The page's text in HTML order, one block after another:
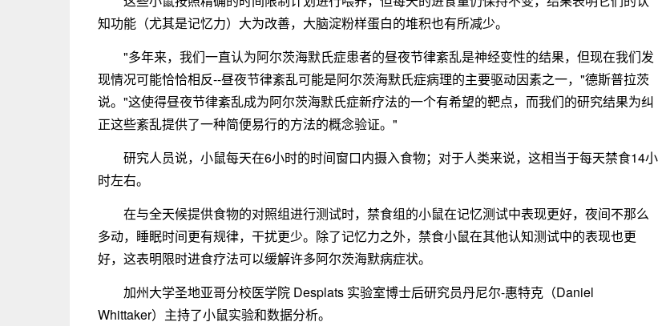
知功能（尤其是记忆力）大为改善，大脑淀粉样蛋白的堆积也有所减少。
"多年来，我们一直认为阿尔茨海默氏症患者的昼夜节律紊乱是神经变性的结果，但现在我们发
现情况可能恰恰相反--昼夜节律紊乱可能是阿尔茨海默氏症病理的主要驱动因素之一，"德斯普拉茨
说。"这使得昼夜节律紊乱成为阿尔茨海默氏症新疗法的一个有希望的靶点，而我们的研究结果为纠
正这些紊乱提供了一种简便易行的方法的概念验证。"
研究人员说，小鼠每天在6小时的时间窗口内摄入食物；对于人类来说，这相当于每天禁食14小
时左右。
在与全天候提供食物的对照组进行测试时，禁食组的小鼠在记忆测试中表现更好，夜间不那么
多动，睡眠时间更有规律，干扰更少。除了记忆力之外，禁食小鼠在其他认知测试中的表现也更
好，这表明限时进食疗法可以缓解许多阿尔茨海默病症状。
加州大学圣地亚哥分校医学院 Desplats 实验室博士后研究员丹尼尔-惠特克（Daniel
Whittaker）主持了小鼠实验和数据分析。